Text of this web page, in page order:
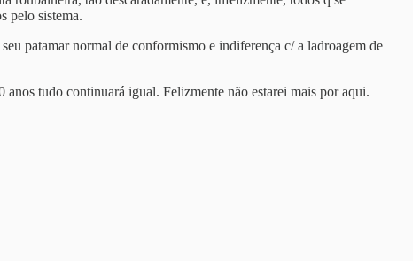
pelo sistema.
patamar normal de conformismo e indiferença c/ a ladroagem de
anos tudo continuará igual. Felizmente não estarei mais por aqui.